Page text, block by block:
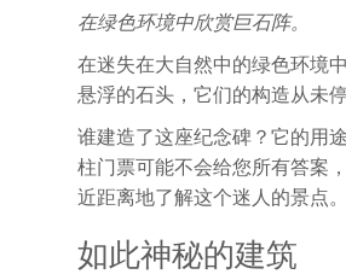
在绿色环境中欣赏巨石阵。
在迷失在大自然中的绿色环境
悬浮的石头，它们的构造从未
谁建造了这座纪念碑？它的用
柱门票可能不会给您所有答案
近距离地了解这个迷人的景点。
如此神秘的建筑